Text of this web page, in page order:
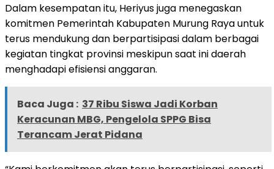
Dalam kesempatan itu, Heriyus juga menegaskan
komitmen Pemerintah Kabupaten Murung Raya untuk
terus mendukung dan berpartisipasi dalam berbagai
kegiatan tingkat provinsi meskipun saat ini daerah
menghadapi efisiensi anggaran.
Baca Juga : 37 Ribu Siswa Jadi Korban
Keracunan MBG, Pengelola SPPG Bisa
Terancam Jerat Pidana